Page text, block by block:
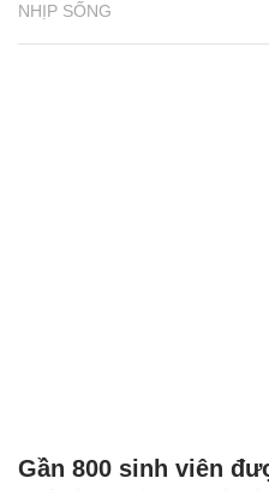
NHỊP SỐNG
Gần 800 sinh viên